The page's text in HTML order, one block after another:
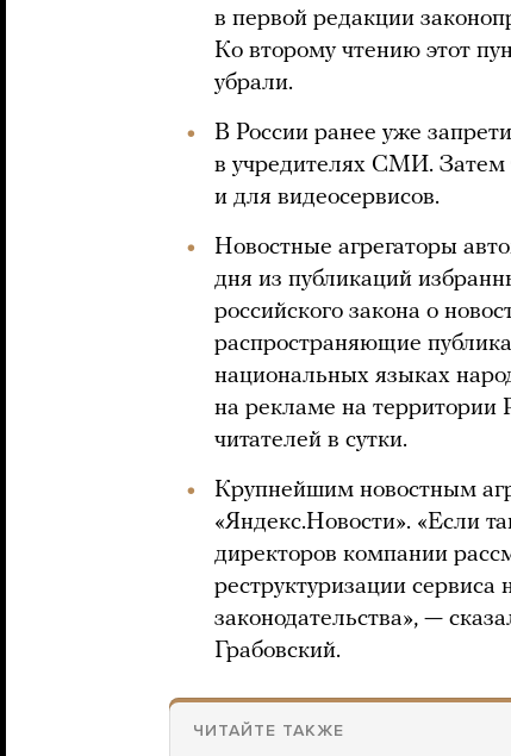
в первой редакции
Ко второму чтению этот
убрали.
В России ранее уже
в учредителях СМИ. Затем
и для видеосервисов.
Новостные агрегаторы
дня из публикаций
российского закона о
распространяющие
национальных языках
на рекламе на территории
читателей в сутки.
Крупнейшим новостным
«Яндекс.Новости». «Если
директоров компании
реструктуризации сервиса
законодательства», —
Грабовский.
ЧИТАЙТЕ ТАКЖЕ